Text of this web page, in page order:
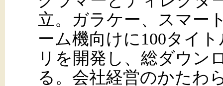
立。ガラケー、スマー
ーム機向けに100タイ
リを開発し、総ダウン
る。会社経営のかたわ